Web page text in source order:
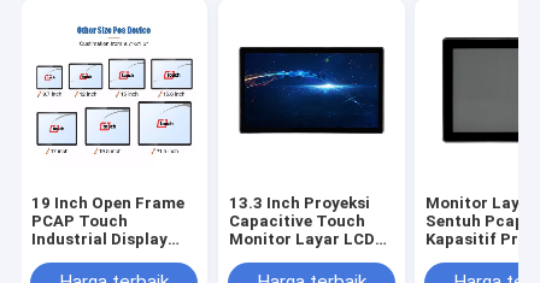
19 Inch Open Frame
PCAP Touch
Industrial Display
Touchscreen
13.3 Inch Proyeksi
Capacitive Touch
Monitor Layar LCD
Touch
Monitor Layar
Sentuh Pcap
Kapasitif
Multi